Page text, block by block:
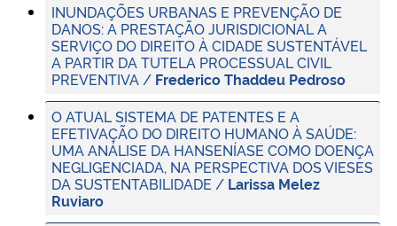
INUNDAÇÕES URBANAS E PREVENÇÃO DE
DANOS: A PRESTAÇÃO JURISDICIONAL A
SERVIÇO DO DIREITO À CIDADE SUSTENTÁVEL
A PARTIR DA TUTELA PROCESSUAL CIVIL
PREVENTIVA / Frederico Thaddeu Pedroso
O ATUAL SISTEMA DE PATENTES E A
EFETIVAÇÃO DO DIREITO HUMANO À SAÚDE:
UMA ANÁLISE DA HANSENÍASE COMO DOENÇA
NEGLIGENCIADA, NA PERSPECTIVA DOS VIESES
DA SUSTENTABILIDADE / Larissa Melez
Ruviaro